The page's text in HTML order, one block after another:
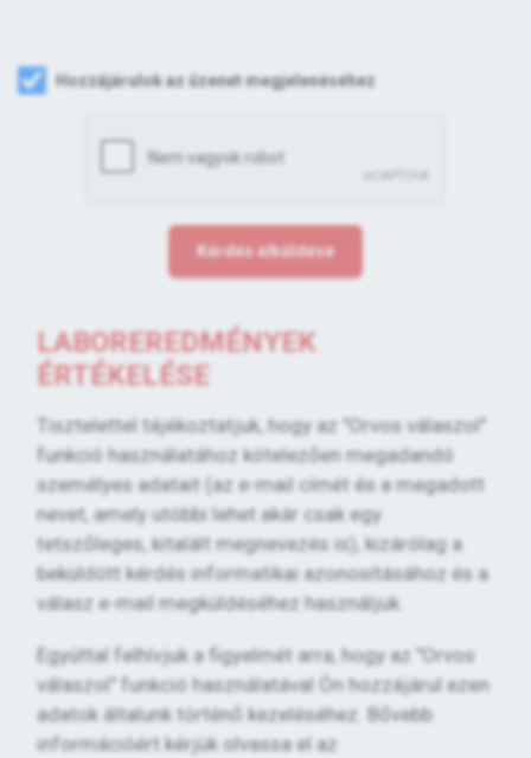
Hozzájárulok az üzenet megjelenéséhez
Kérdés elküldése
LABOREREDMÉNYEK
ÉRTÉKELÉSE
Tisztelettel tájékoztatjuk, hogy az "Orvos válaszol"
funkció használatához kötelezően megadandó
személyes adatait (az e-mail címét és a megadott
nevet, amely utóbbi lehet akár csak egy
tetszőleges, kitalált megnevezés is), kizárólag a
beküldött kérdés informatikai azonosításához és a
válasz e-mail megküldéséhez használjuk.
Egyúttal felhívjuk a figyelmét arra, hogy az "Orvos
válaszol" funkció használatával Ön hozzájárul ezen
adatok általunk történő kezeléséhez. Bővebb
információért kérjük olvassa el az